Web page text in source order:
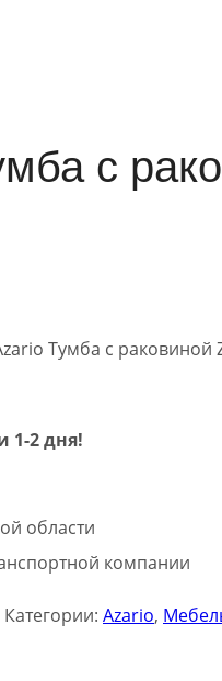
с
Тумба с раковиной
1-2 дня!
области
компании
Категории: Azario,